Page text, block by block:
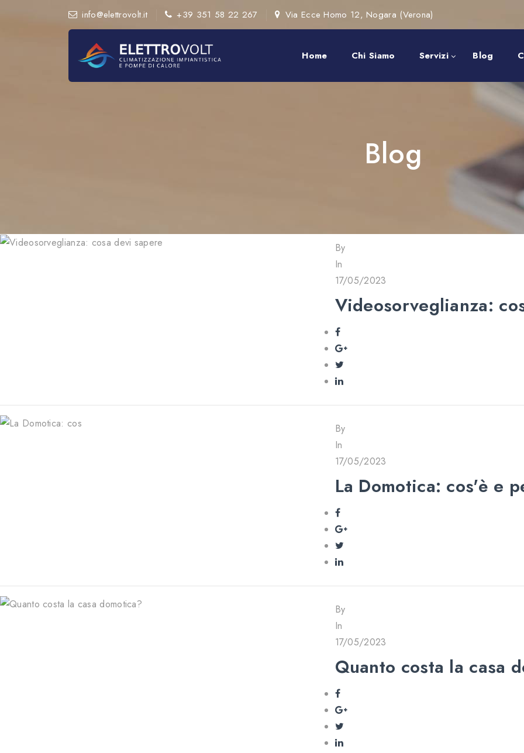
info@elettrovolt.it +39 351 58 22 267 Via Ecce Homo 12, Nogara (Verona)
Home Chi Siamo Servizi Blog
Blog
By
In
17/05/2023
Videosorveglianza:
By
In
17/05/2023
La Domotica: cos'è e
By
In
17/05/2023
Quanto costa la casa